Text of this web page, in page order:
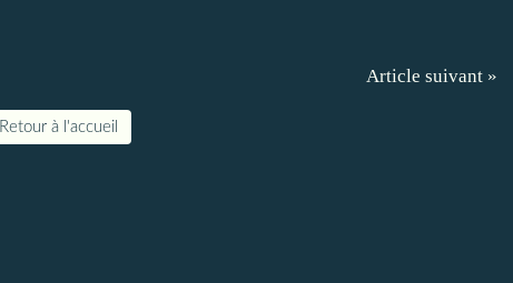
Article suivant »
Retour à l'accueil